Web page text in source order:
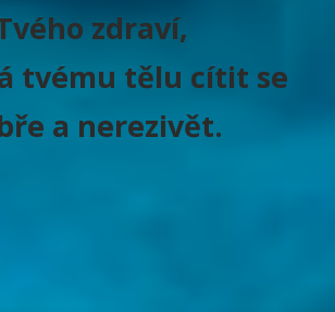
zdraví,
tvému tělu cítit se
a nerezivět.